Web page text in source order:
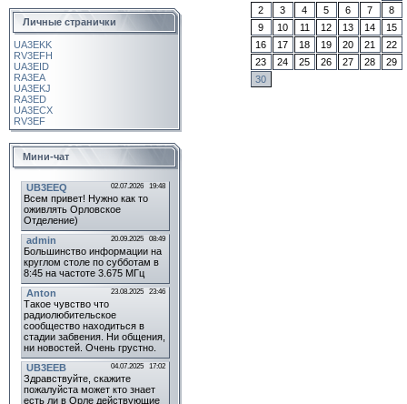
Личные странички
UA3EKK
RV3EFH
UA3EID
RA3EA
UA3EKJ
RA3ED
UA3ECX
RV3EF
Мини-чат
2
3 4 5 6 7
8
9
10 11 12 13 14
15
16
17 18 19 20 21
22
23
24 25 26 27 28
29
30